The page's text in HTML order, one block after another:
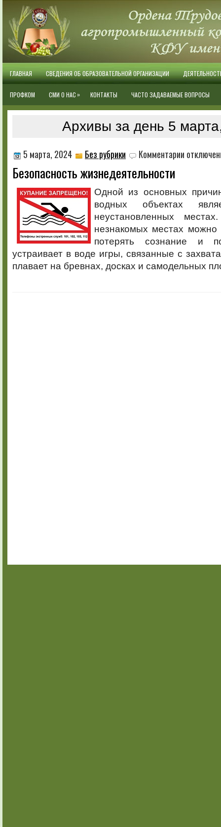
ГЛАВНАЯ СВЕДЕНИЯ ОБ ОБРАЗОВАТЕЛЬНОЙ ОРГАНИЗАЦИИ
ПРОФКОМ СМИ О НАС » КОНТАКТЫ ЧАСТО ЗАДАВАЕМЫЕ ВОПРОСЫ
Архивы за день 5
5 марта, 2024 Без рубрики Комментарии записи
Безопасность жизнедеятельности
Одной из основных
водных объектах
неустановленных
незнакомых местах можно
потерять сознание и
устраивает в воде игры, связанные с
плавает на бревнах, досках и самодельных